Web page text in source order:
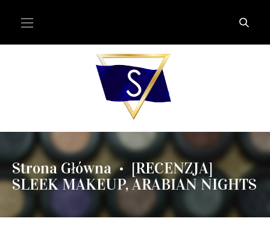
Strona Główna • [RECENZJA]
SLEEK MAKEUP, ARABIAN NIGHTS